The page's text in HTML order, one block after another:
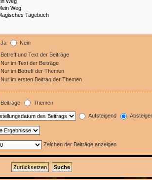
Ja Nein
Betreff und Text der Beiträge
Nur im Text der Beiträge
Nur im Betreff der Themen
Nur im ersten Beitrag der Themen
Beiträge Themen
Aufsteigend
Zeichen der Beiträge anzeigen